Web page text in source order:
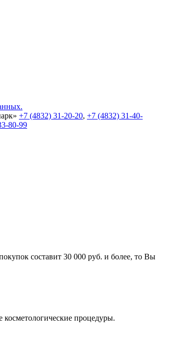
+7 (4832) 31-20-20, +7 (4832) 31-40-
80-99
составит 30 000 руб. и более, то Вы
процедуры.